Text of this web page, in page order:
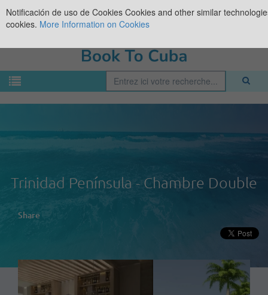
Trinidad Península - Chambre Double
Share
Notificación de uso de Cookies Cookies and other similar
cookies. More Information on Cookies